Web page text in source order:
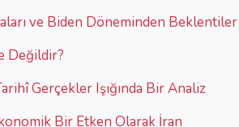
ve Biden Döneminden Beklentiler
Değildir?
Gerçekler Işığında Bir Analiz
Bir Etken Olarak İran